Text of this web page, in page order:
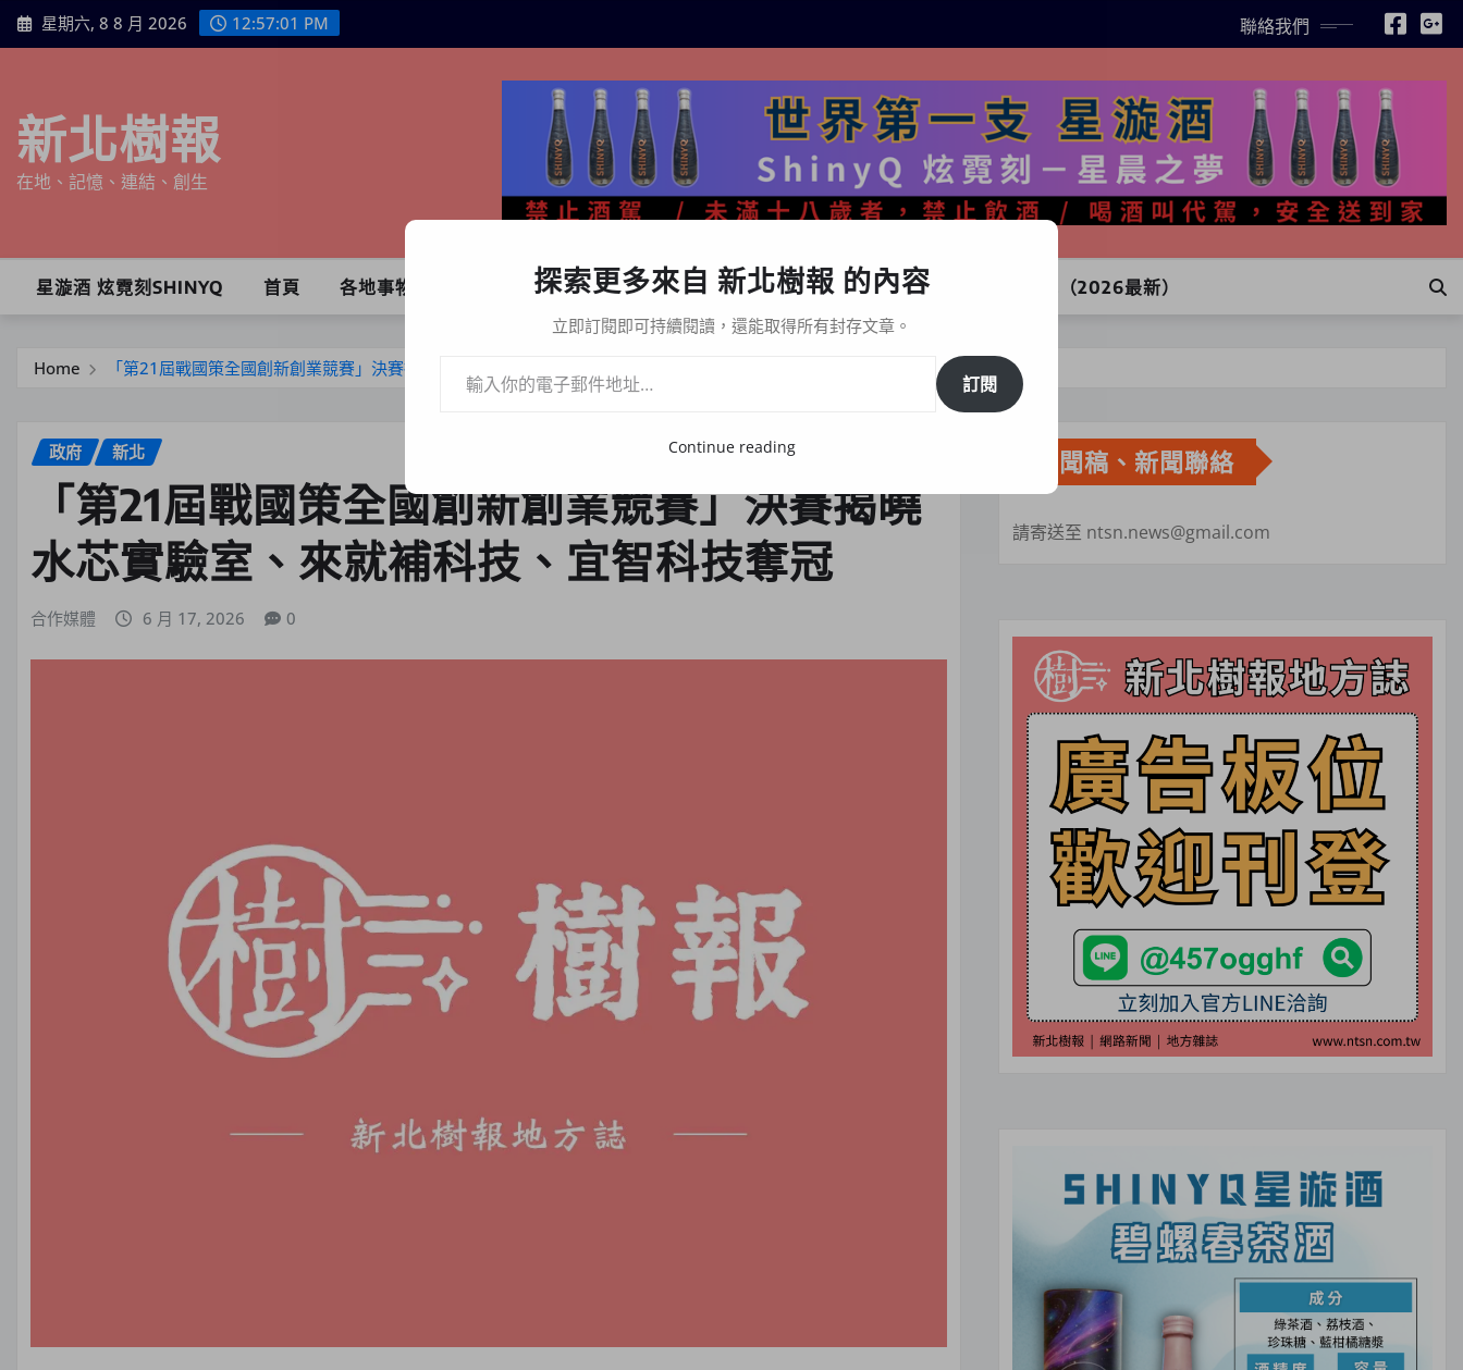
Skip
to
星期六, 8 8 月 2026 12:57:03 PM 聯絡我們
新北樹報
在地、記憶、連結、創生
星漩酒 炫霓刻SHINYQ 首頁 各地事物 生活百態 關於樹報 星漩酒哪裡買｜官方購買通路與LINE訂購（2026最新）
Home 「第21屆戰國策全國創新創業競賽」決賽揭曉 水芯實驗室、來就補科技、宜智科技奪冠
政府 新北
「第21屆戰國策全國創新創業競賽」決賽揭曉
水芯實驗室、來就補科技、宜智科技奪冠
合作媒體 6 月 17, 2026 0
新聞稿、新聞聯絡
請寄送至 ntsn.news@gmail.com
探索更多來自 新北樹報 的內容
立即訂閱即可持續閱讀，還能取得所有封存文章。
訂閱
Continue reading